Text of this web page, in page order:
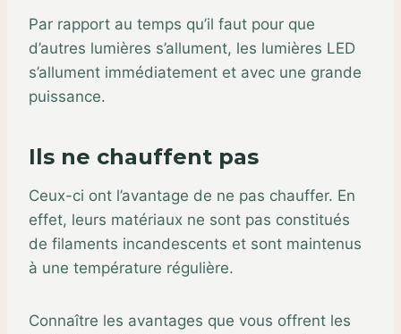
Par rapport au temps qu’il faut pour que
d’autres lumières s’allument, les lumières LED
s’allument immédiatement et avec une grande
puissance.
Ils ne chauffent pas
Ceux-ci ont l’avantage de ne pas chauffer. En
effet, leurs matériaux ne sont pas constitués
de filaments incandescents et sont maintenus
à une température régulière.
Connaître les avantages que vous offrent les